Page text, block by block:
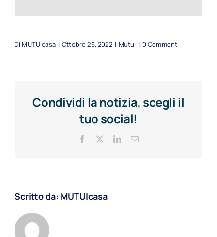
DiMUTUIcasa | Ottobre 26, 2022 | Mutui | 0 Commenti
Condividi la notizia, scegli il
tuo social!
Facebook LinkedInEmail
Scritto da: MUTUIcasa